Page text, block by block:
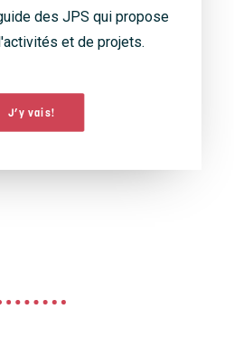
des JPS qui propose
et de projets.
J’y vais!